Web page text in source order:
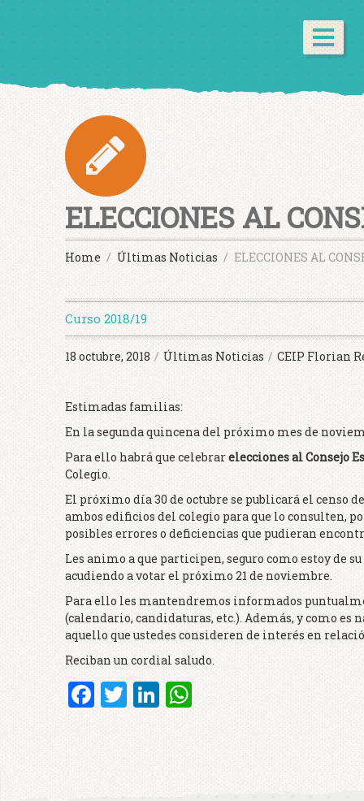
ELECCIONES AL
Home Últimas Noticias ELECCIONES AL
Curso 2018/19
18 octubre, 2018 / Últimas Noticias / CEIP Florian
Estimadas familias:
En la segunda quincena del próximo mes de
Para ello habrá que celebrarelecciones al Consejo
Colegio.
El próximo día 30 de octubre se publicará el censo
ambos edificios del colegio para que lo consulten,
posibles errores o deficiencias que pudieran
Les animo a que participen, seguro como estoy de
acudiendo a votar el próximo 21 de noviembre.
Para ello les mantendremos informados
(calendario, candidaturas, etc.). Además, y como
aquello que ustedes consideren de interés en
Reciban un cordial saludo.
Facebook
Twitter
LinkedIn
WhatsApp